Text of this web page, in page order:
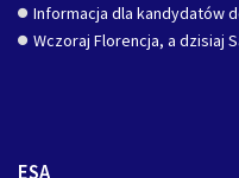
Informacja dla kandydatów
Wczoraj Florencja, a dzisiaj
ESA